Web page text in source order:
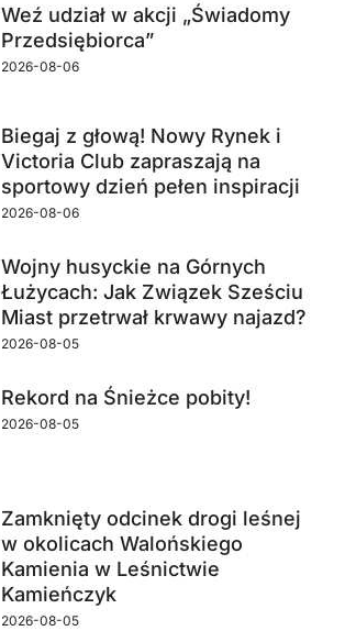
Weź udział w akcji „Świadomy
Przedsiębiorca”
2026-08-06
Biegaj z głową! Nowy Rynek i
Victoria Club zapraszają na
sportowy dzień pełen inspiracji
2026-08-06
Wojny husyckie na Górnych
Łużycach: Jak Związek Sześciu
Miast przetrwał krwawy najazd?
2026-08-05
Rekord na Śnieżce pobity!
2026-08-05
Zamknięty odcinek drogi leśnej
w okolicach Walońskiego
Kamienia w Leśnictwie
Kamieńczyk
2026-08-05